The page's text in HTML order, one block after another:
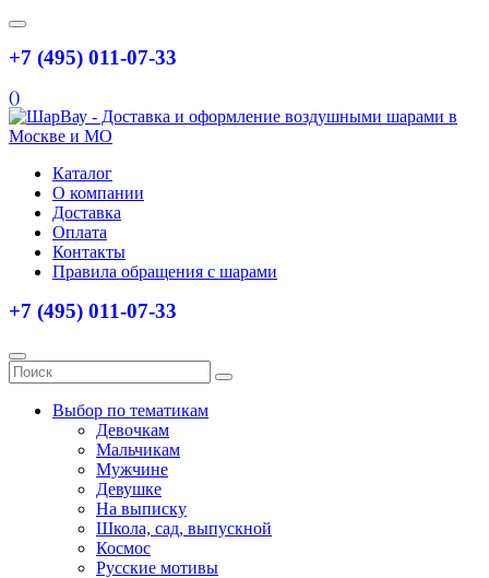
+7 (495) 011-07-33
()
Каталог
О компании
Доставка
Оплата
Контакты
Правила обращения с шарами
+7 (495) 011-07-33
Выбор по тематикам
Девочкам
Мальчикам
Мужчине
Девушке
На выписку
Школа, сад, выпускной
Космос
Русские мотивы